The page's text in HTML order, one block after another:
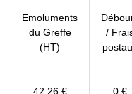
Emoluments
du Greffe
(HT)
/
42,26 € 0 €